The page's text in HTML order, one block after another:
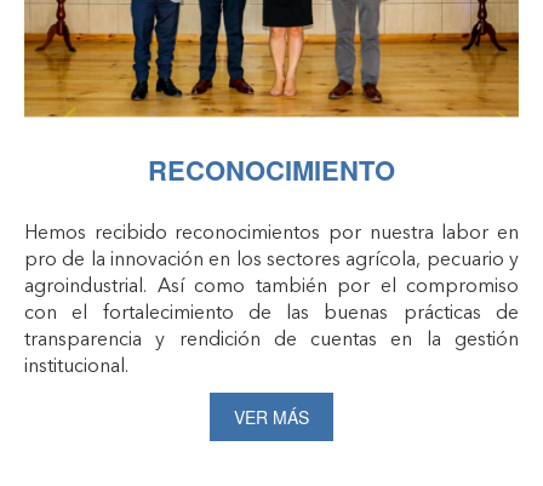
RECONOCIMIENTO
Hemos recibido reconocimientos por nuestra labor en
pro de la innovación en los sectores agrícola, pecuario y
agroindustrial. Así como también por el compromiso
con el fortalecimiento de las buenas prácticas de
transparencia y rendición de cuentas en la gestión
institucional.
VER MÁS